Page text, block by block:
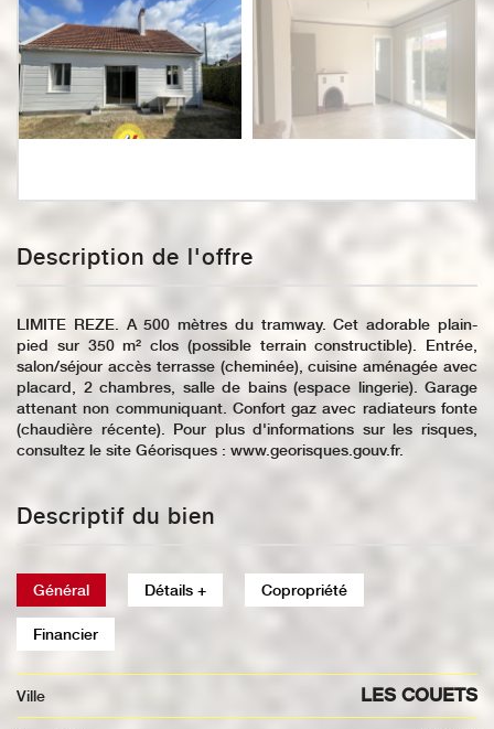
Description de l'offre
LIMITE REZE. A 500 mètres du tramway. Cet adorable plain-
pied sur 350 m² clos (possible terrain constructible). Entrée,
salon/séjour accès terrasse (cheminée), cuisine aménagée avec
placard, 2 chambres, salle de bains (espace lingerie). Garage
attenant non communiquant. Confort gaz avec radiateurs fonte
(chaudière récente). Pour plus d'informations sur les risques,
consultez le site Géorisques : www.georisques.gouv.fr.
Descriptif du bien
Général Détails + Copropriété
Financier
Ville LES COUETS